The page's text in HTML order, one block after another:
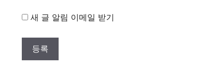
새 글 알림 이메일 받기